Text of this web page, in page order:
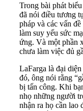
Trong bài phát
đã nói điều tương
pháp và các vấn
làm suy yếu sức
ứng. Và một phần
chưa làm việc đủ
LaFarga là đại
đó, ông nói rằng
bị tấn công. Khi
nhọ những người
nhận ra họ cần lao